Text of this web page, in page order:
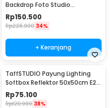
Backdrop Foto Studio
200x160cm - DD-110
Rp150.500
Rp226.900 34%
+ Keranjang
TaffSTUDIO Payung Lighting
Softbox Reflektor 50x50cm E27
Single Socket - LD-TZ206
Rp75.100
Rp120.900 38%